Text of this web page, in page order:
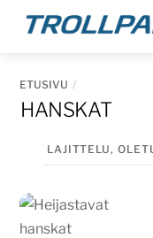
Skip
ETUSIVU
HANSKAT